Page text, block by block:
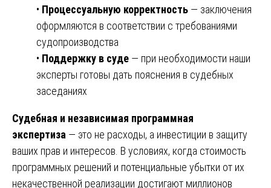
• Процессуальную корректность — заключения
оформляются в соответствии с требованиями
судопроизводства
• Поддержку в суде — при необходимости наши
эксперты готовы дать пояснения в судебных
заседаниях
Судебная и независимая программная
экспертиза — это не расходы, а инвестиции в защиту
ваших прав и интересов. В условиях, когда стоимость
программных решений и потенциальные убытки от их
некачественной реализации достигают миллионов